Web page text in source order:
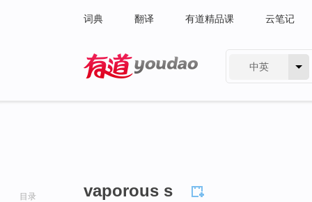
词典 翻译 有道精品课 云笔记
中英
目录 vaporous s